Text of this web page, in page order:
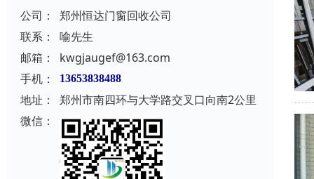
公司：
郑州恒达门窗回收公司
联系：
喻先生
邮箱：
kwgjaugef@163.com
手机：
13653838488
地址：
郑州市南四环与大学路交叉口向南2公里
微信：